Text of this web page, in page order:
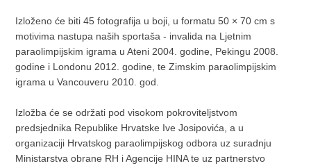
Izloženo će biti 45 fotografija u boji, u formatu 50 × 70 cm s
motivima nastupa naših sportaša - invalida na Ljetnim
paraolimpijskim igrama u Ateni 2004. godine, Pekingu 2008.
godine i Londonu 2012. godine, te Zimskim paraolimpijskim
igrama u Vancouveru 2010. god.
Izložba će se održati pod visokom pokroviteljstvom
predsjednika Republike Hrvatske Ive Josipovića, a u
organizaciji Hrvatskog paraolimpijskog odbora uz suradnju
Ministarstva obrane RH i Agencije HINA te uz partnerstvo